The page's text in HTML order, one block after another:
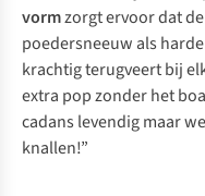
vormzorgt ervoor dat
poedersneeuw als
krachtig terugveert bij
extra pop zonder het
cadans levendig maar
knallen!”